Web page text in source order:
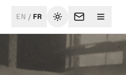
EN / FR Changer deMenu